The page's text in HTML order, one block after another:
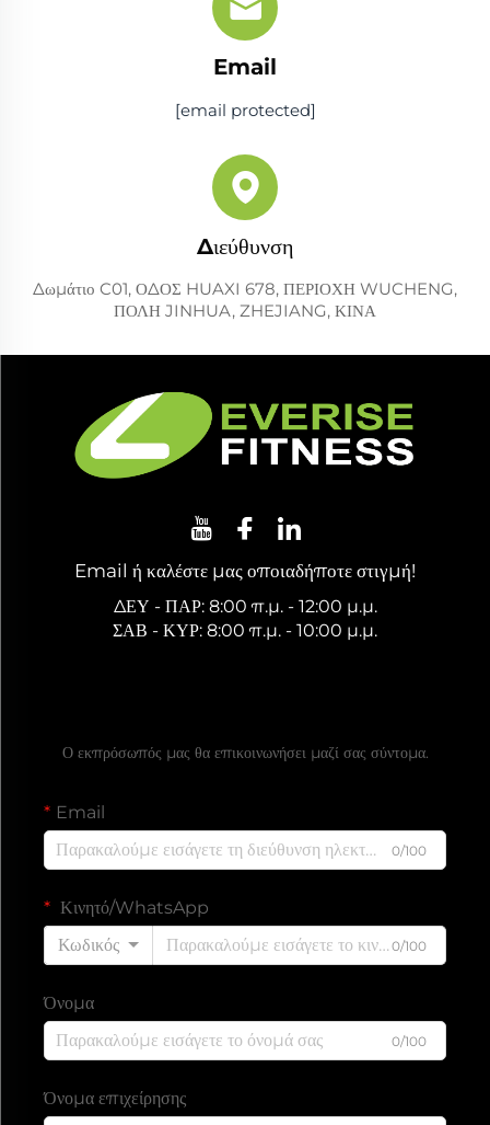
Email
[email protected]
Διεύθυνση
Δωμάτιο C01, ΟΔΟΣ HUAXI 678, ΠΕΡΙΟΧΗ WUCHENG,
ΠΟΛΗ JINHUA, ZHEJIANG, ΚΙΝΑ
Email ή καλέστε μας οποιαδήποτε στιγμή!
ΔΕΥ - ΠΑΡ: 8:00 π.μ. - 12:00 μ.μ.
ΣΑΒ - ΚΥΡ: 8:00 π.μ. - 10:00 μ.μ.
Ο εκπρόσωπός μας θα επικοινωνήσει μαζί σας σύντομα.
Email
0/100
Κινητό/WhatsApp
Κωδικός
0/100
Όνομα
0/100
Όνομα επιχείρησης